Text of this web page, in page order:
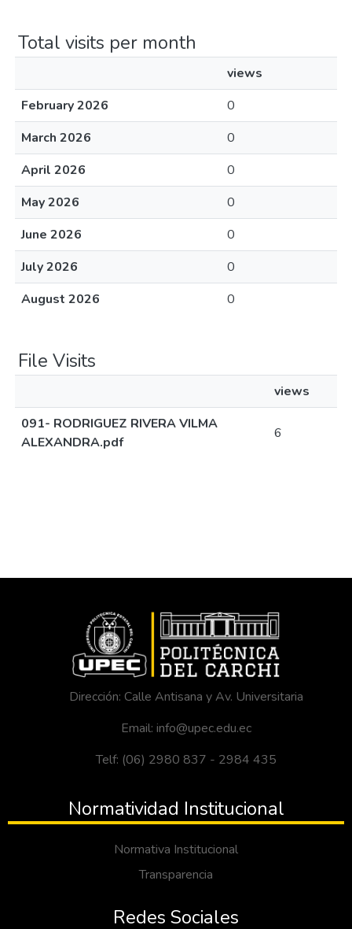
Total visits per month
views
February 2026
0
March 2026
0
April 2026
0
May 2026
0
June 2026
0
July 2026
0
August 2026
0
File Visits
views
091- RODRIGUEZ RIVERA VILMA
ALEXANDRA.pdf
6
Dirección: Calle Antisana y Av. Universitaria
Email: info@upec.edu.ec
Telf: (06) 2980 837 - 2984 435
Normatividad Institucional
Normativa Institucional
Transparencia
Redes Sociales